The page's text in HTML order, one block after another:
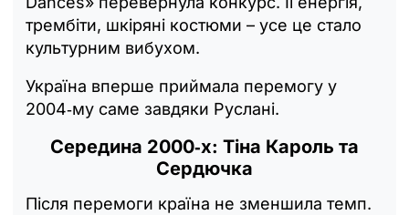
трембіти, шкіряні костюми – усе це стало
культурним вибухом.
Україна вперше приймала перемогу у
2004‑му саме завдяки Руслані.
Середина 2000‑х: Тіна Кароль та
Сердючка
Після перемоги країна не зменшила темп.